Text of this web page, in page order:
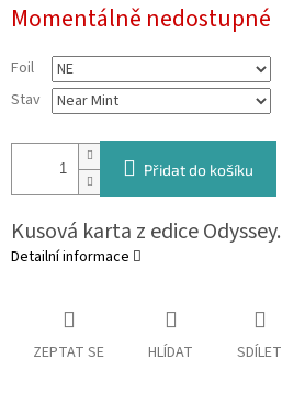
cena:
Momentálně nedostupné
Foil
Stav
Přidat do košíku
Kusová karta z edice Odyssey.
Detailní informace
ZEPTAT SE HLÍDAT SDÍLET